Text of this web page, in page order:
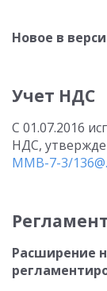
Новое в
Учет НДС
С 01.07.2016
НДС,
ММВ-7-3/136@.
Расширение